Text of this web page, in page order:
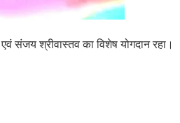
संजय श्रीवास्तव का विशेष योगदान रहा।